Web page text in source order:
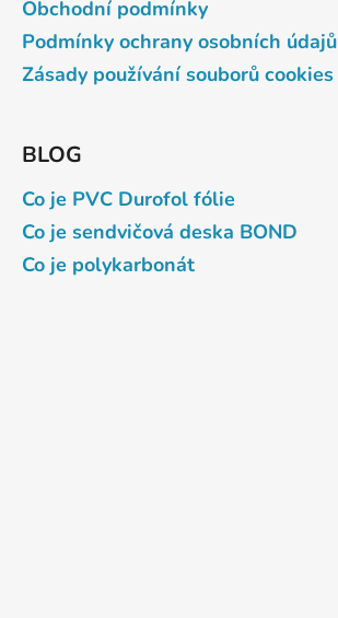
Obchodní podmínky
Podmínky ochrany osobních údajů
Zásady používání souborů cookies
BLOG
Co je PVC Durofol fólie
Co je sendvičová deska BOND
Co je polykarbonát